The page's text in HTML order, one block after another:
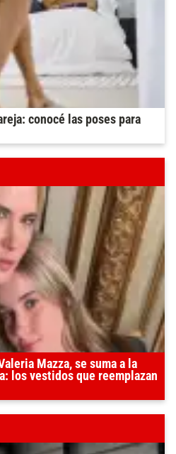
conocé las poses para
Mazza, se suma a la
los vestidos que reemplazan